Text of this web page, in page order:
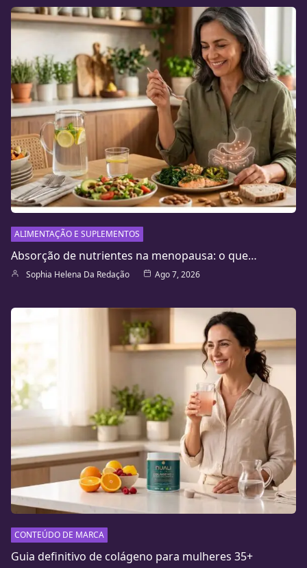
ALIMENTAÇÃO E SUPLEMENTOS
Absorção de nutrientes na menopausa: o que…
Sophia Helena Da Redação Ago 7, 2026
CONTEÚDO DE MARCA
Guia definitivo de colágeno para mulheres 35+